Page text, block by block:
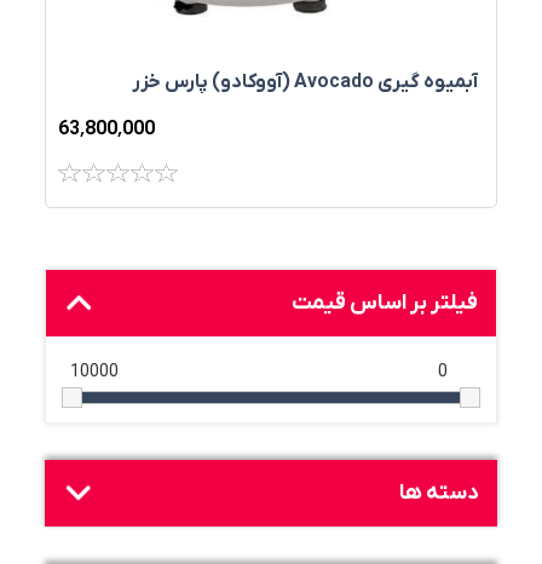
آبميوه‌ گيری Avocado (آووکادو) پارس خزر
63٬800٬000
فیلتر بر اساس قیمت
0
10000
دسته ها